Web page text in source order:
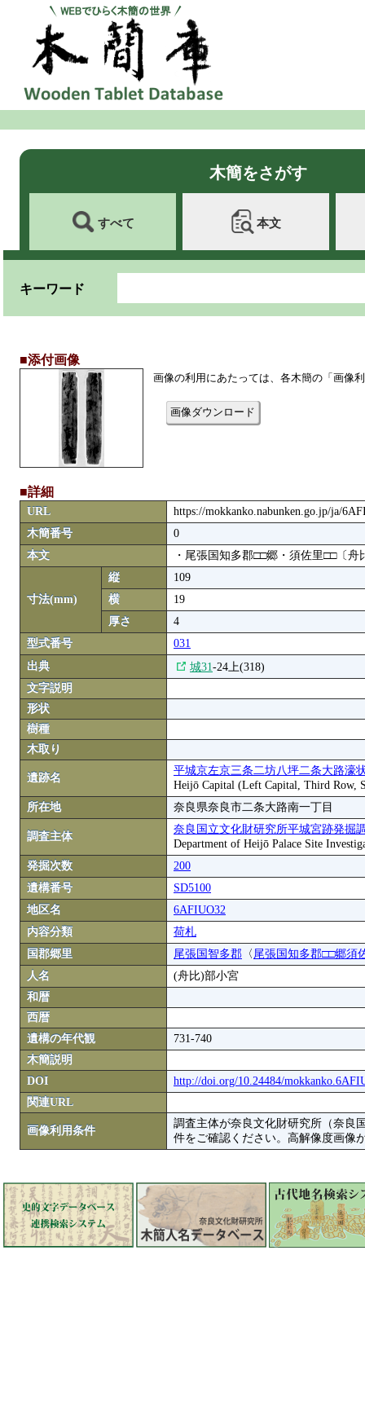
木簡をさがす
すべて 本文
キーワード
■添付画像
画像の利用にあたっては、各木簡の「画像
画像ダウンロード
■詳細
URL
https://mokkanko.nabunken.go.jp/ja/
木簡番号
0
本文
・尾張国知多郡□□郷・須佐里□□〔舟
寸法(mm)
縦
109
横
19
厚さ
4
型式番号
031
出典
城31-24上(318)
文字説明
形状
樹種
木取り
遺跡名
平城京左京三条二坊八坪二条大路濠
Heijō Capital (Left Capital, Third Row,
所在地
奈良県奈良市二条大路南一丁目
調査主体
奈良国立文化財研究所平城宮跡発掘
Department of Heijō Palace Site
発掘次数
200
遺構番号
SD5100
地区名
6AFIUO32
内容分類
荷札
国郡郷里
尾張国智多郡 〈 尾張国知多郡□□郷須
人名
(舟比)部小宮
和暦
西暦
遺構の年代観
731-740
木簡説明
DOI
http://doi.org/10.24484/
関連URL
画像利用条件
調査主体が奈良文化財研究所（奈良
件をご確認ください。高解像度画像